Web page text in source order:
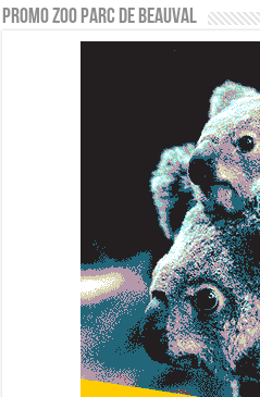
PROMO ZOO PARC DE BEAUVAL